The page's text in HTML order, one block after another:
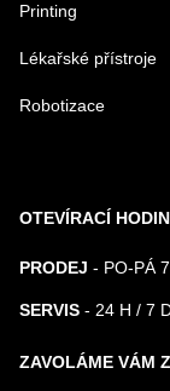
Printing
Lékařské přístroje
Robotizace
OTEVÍRACÍ
PRODEJ - PO-PÁ
SERVIS - 24 H / 7
ZAVOLÁME VÁM